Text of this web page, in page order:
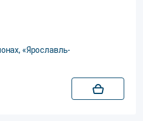
«Ярославль-